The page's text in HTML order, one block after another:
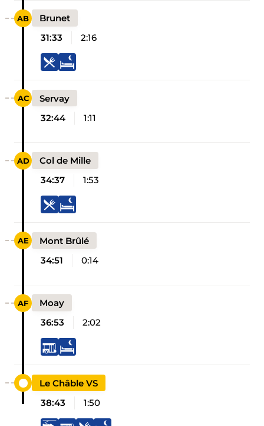
Brunet
31:33
2:16
Servay
32:44
1:11
Col de Mille
34:37
1:53
Mont Brûlé
34:51
0:14
Moay
36:53
2:02
Le Châble VS
38:43
1:50